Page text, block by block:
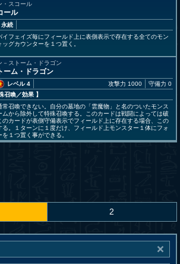
・スコール
ール
永続
イフェイズ毎にフィールド上に表側表示で存在する全てのモン
グカウンターを１つ置く。
－ストーム・ドラゴン
ーム・ドラゴン
レベル 4
召喚／効果 】
攻撃力 1000 守備力 0
常召喚できない。自分の墓地の「雲魔物」と名のついたモンス
ムから除外して特殊召喚する。このカードは戦闘によっては破
のカードが表側守備表示でフィールド上に存在する場合、この
る。１ターンに１度だけ、フィールド上モンスター１体にフォ
１つ置く事ができる。
2